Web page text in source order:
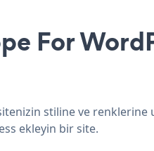
For
stiline ve renklerine
ekleyin bir site.